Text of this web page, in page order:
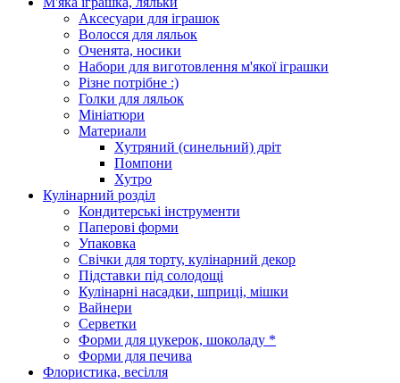
Аксесуари для іграшок
Волосся для ляльок
Оченята, носики
Набори для виготовлення м'якої іграшки
Різне потрібне :)
Голки для ляльок
Мініатюри
Материали
Хутряний (синельний) дріт
Помпони
Хутро
Кулінарний розділ
Кондитерські інструменти
Паперові форми
Упаковка
Свічки для торту, кулінарний декор
Підставки під солодощі
Кулінарні насадки, шприці, мішки
Вайнери
Серветки
Форми для цукерок, шоколаду *
Форми для печива
Флористика, весілля